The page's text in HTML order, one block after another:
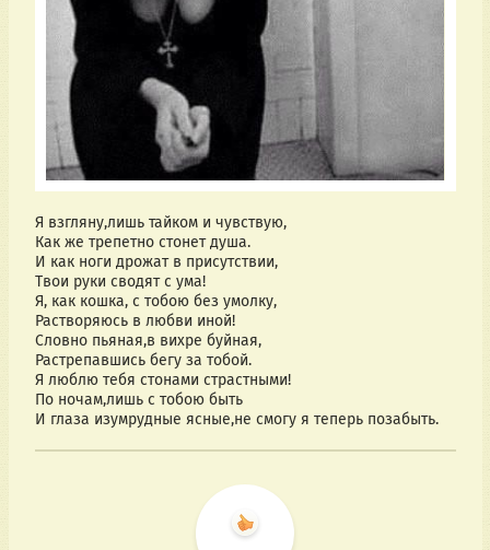
Я взгляну,лишь тайком и чувствую,
Как же трепетно стонет душа.
И как ноги дрожат в присутствии,
Твои руки сводят с ума!
Я, как кошка, с тобою без умолку,
Растворяюсь в любви иной!
Словно пьяная,в вихре буйная,
Растрепавшись бегу за тобой.
Я люблю тебя стонами страстными!
По ночам,лишь с тобою быть
И глаза изумрудные ясные,не смогу я теперь позабыть.